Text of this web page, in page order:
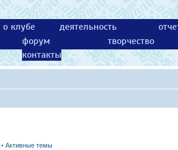
о клубе деятельность
форум
творчество
контакты
• Активные темы